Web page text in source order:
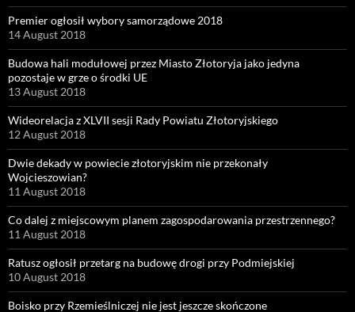
Premier ogłosił wybory samorządowe 2018
14 August 2018
Budowa hali modułowej przez Miasto Złotoryja jako jedyna
pozostaje w grze o środki UE
13 August 2018
Wideorelacja z XLVII sesji Rady Powiatu Złotoryjskiego
12 August 2018
Dwie dekady w powiecie złotoryjskim nie przekonały
Wojcieszowian?
11 August 2018
Co dalej z miejscowym planem zagospodarowania przestrzennego?
11 August 2018
Ratusz ogłosił przetarg na budowę drogi przy Podmiejskiej
10 August 2018
Boisko przy Rzemieślniczej nie jest jeszcze skończone